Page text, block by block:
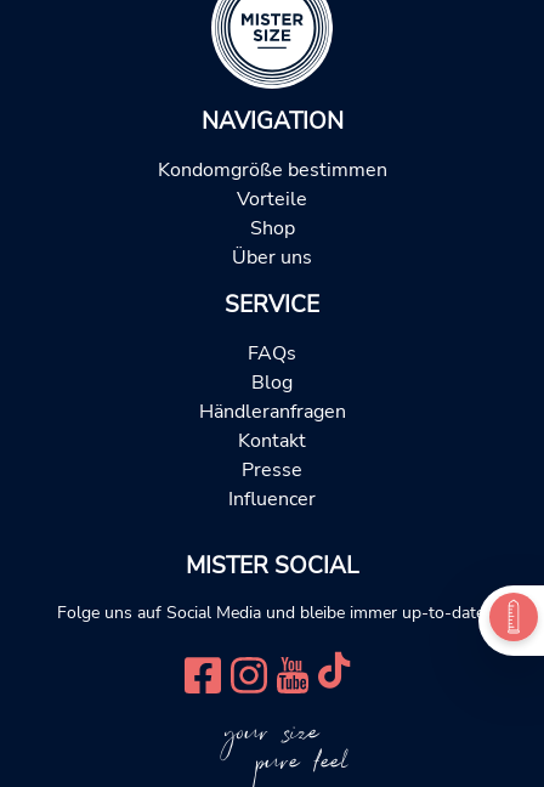
NAVIGATION
Kondomgröße bestimmen
Vorteile
Shop
Über uns
SERVICE
FAQs
Blog
Händleranfragen
Kontakt
Presse
Influencer
MISTER SOCIAL
Folge uns auf Social Media und bleibe immer up-to-date.
your size
pure feel